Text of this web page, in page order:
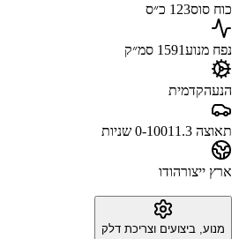
כוח סוס123 כ״ס
נפח מנוע1591 סמ״ק
הנעהקדמית
תאוצה 0-100 11.3 שניות
ארץ ייצורהודו
מנוע, ביצועים וצריכת דלק